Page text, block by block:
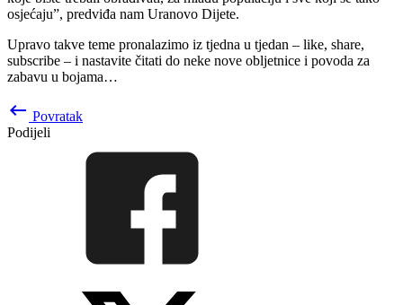
osjećaju”, predviđa nam Uranovo Dijete.
Upravo takve teme pronalazimo iz tjedna u tjedan – like, share,
subscribe – i nastavite čitati do neke nove obljetnice i povoda za
zabavu u bojama…
keyboard_backspace Povratak
Podijeli